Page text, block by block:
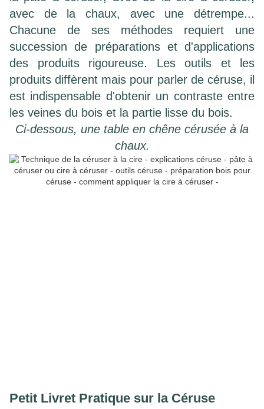
avec de la chaux, avec une détrempe...
Chacune de ses méthodes requiert une
succession de préparations et d'applications
des produits rigoureuse. Les outils et les
produits diffèrent mais pour parler de céruse, il
est indispensable d'obtenir un contraste entre
les veines du bois et la partie lisse du bois.
Ci-dessous, une table en chêne cérusée à la
chaux.
Petit Livret Pratique sur la Céruse